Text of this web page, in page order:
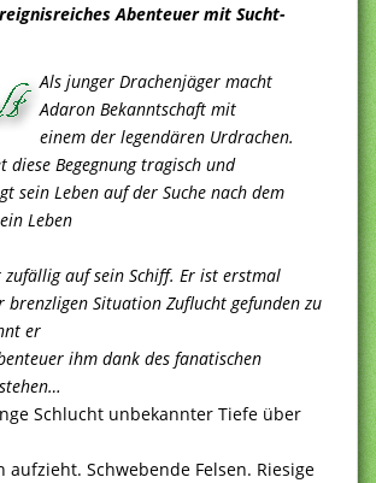
Abenteuer mit Sucht-
Als junger Drachenjäger macht
Adaron Bekanntschaft mit
einem der legendären Urdrachen.
diese Begegnung tragisch und
sein Leben auf der Suche nach dem
Leben
auf sein Schiff. Er ist erstmal
brenzligen Situation Zuflucht gefunden zu
er
ihm dank des fanatischen
Schlucht unbekannter Tiefe über
aufzieht. Schwebende Felsen. Riesige